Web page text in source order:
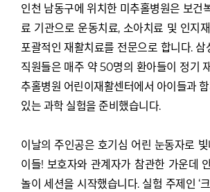
인천 남동구에 위치한 미추홀병원은 보건
료 기관으로 운동치료, 소아치료 및 인지
포괄적인 재활치료를 전문으로 합니다. 삼
직원들은 매주 약 50명의 환아들이 정기
추홀병원 어린이재활센터에서 아이들과 함
있는 과학 실험을 준비했습니다.
이날의 주인공은 호기심 어린 눈동자로
이들! 보호자와 관계자가 참관한 가운데
놀이 세션을 시작했습니다. 실험 주제인 ‘